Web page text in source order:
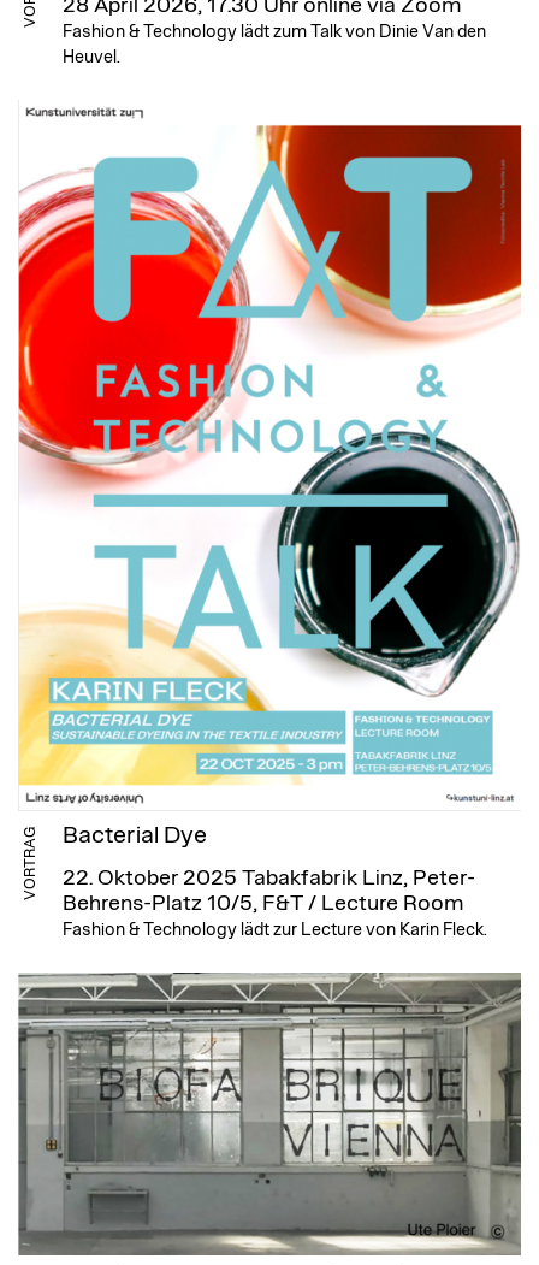
28 April 2026, 17.30 Uhr online via Zoom
Fashion & Technology lädt zum Talk von Dinie Van den
Heuvel.
VORTRAG Bacterial Dye
22. Oktober 2025 Tabakfabrik Linz, Peter-
Behrens-Platz 10/5, F&T / Lecture Room
Fashion & Technology lädt zur Lecture von Karin Fleck.